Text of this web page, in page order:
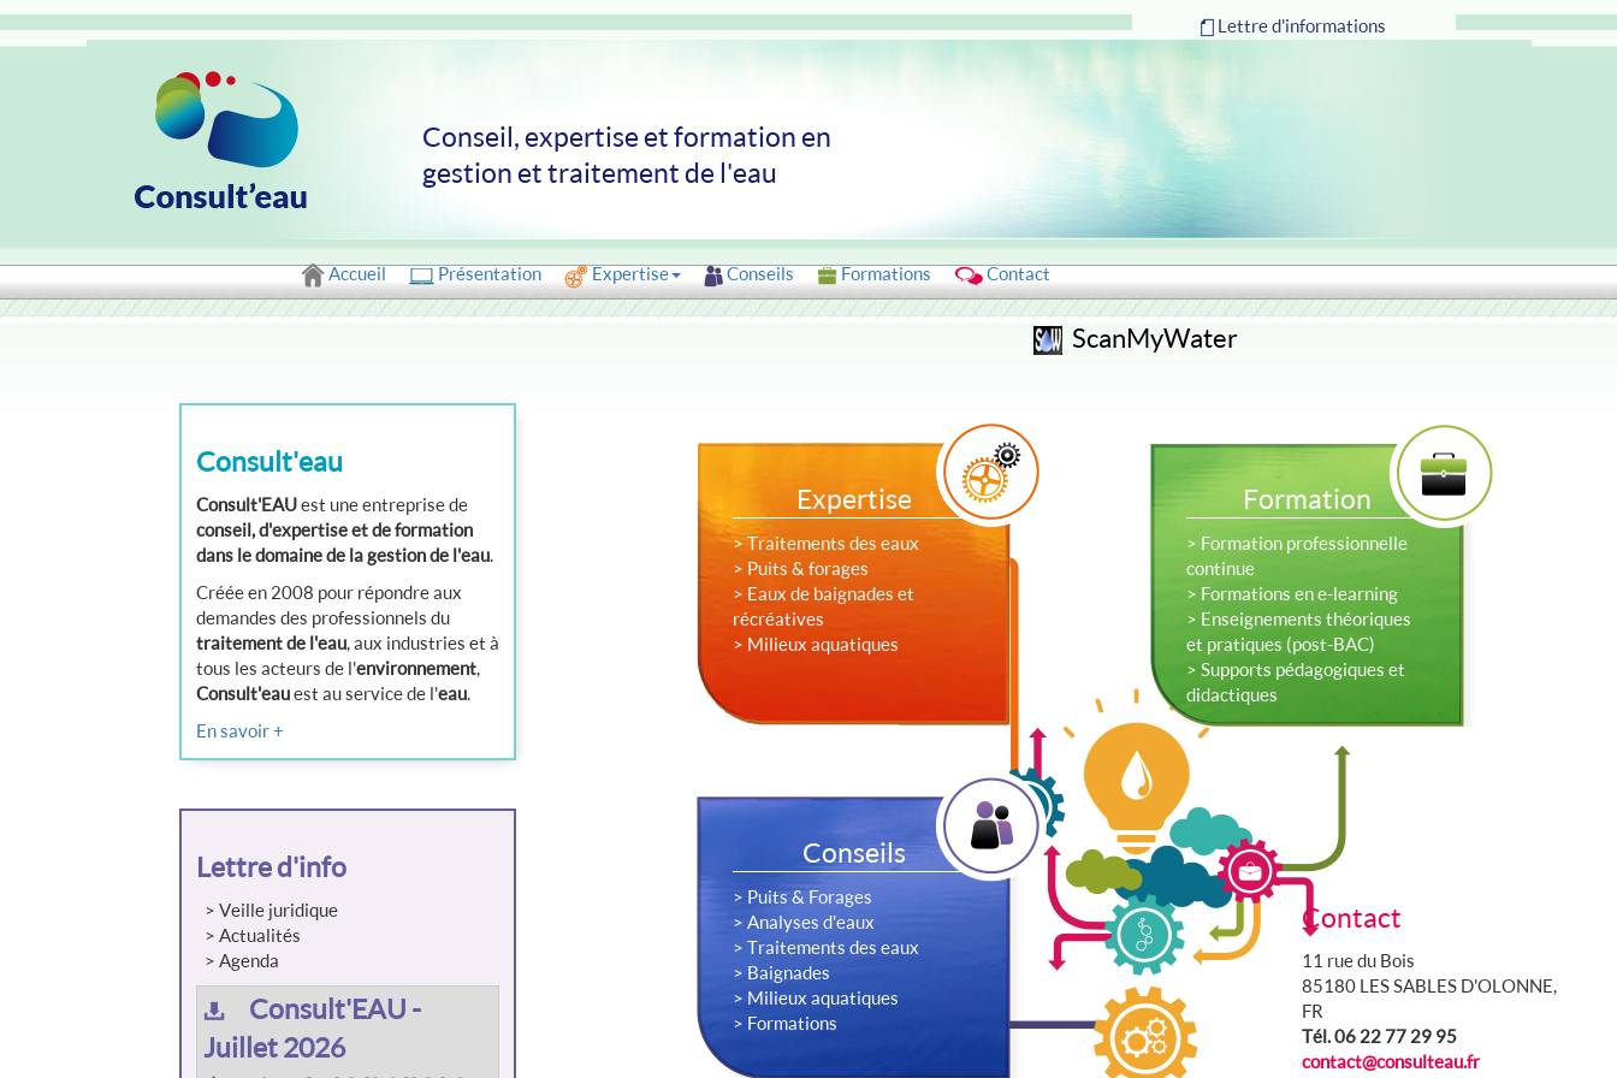
Lettre d'informations
Conseil, expertise et formation en
gestion et traitement de l'eau
Accueil Présentation Expertise Conseils Formations Contact
ScanMyWater
Consult'eau
Consult'EAUest une entreprise de
conseil, d'expertise et de formation
dans le domaine de la gestion de l'eau.
Créée en 2008 pour répondre aux
demandes des professionnels du
traitement de l'eau, aux industries et à
tous les acteurs de l'environnement,
Consult'eauest au service de l'eau.
En savoir +
Lettre d'info
> Veille juridique
> Actualités
> Agenda
Consult'EAU -
Juillet 2026
Expertise
> Traitements des eaux
> Puits & forages
> Eaux de baignades et
récréatives
> Milieux aquatiques
Formation
> Formation professionnelle
continue
> Formations en e-learning
> Enseignements théoriques
et pratiques (post-BAC)
> Supports pédagogiques et
didactiques
Conseils
> Puits & Forages
> Analyses d'eaux
> Traitements des eaux
> Baignades
> Milieux aquatiques
> Formations
Contact
11 rue du Bois
85180 LES SABLES D'OLONNE,
FR
Tél. 06 22 77 29 95
contact@consulteau.fr